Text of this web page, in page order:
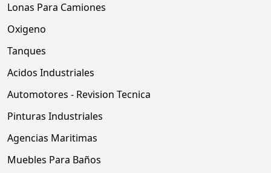
Lonas Para Camiones
Oxigeno
Tanques
Acidos Industriales
Automotores - Revision Tecnica
Pinturas Industriales
Agencias Maritimas
Muebles Para Baños